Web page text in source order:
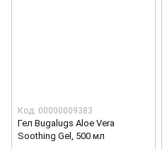
Код: 00000009383
Гел Bugalugs Aloe Vera
Soothing Gel, 500 мл